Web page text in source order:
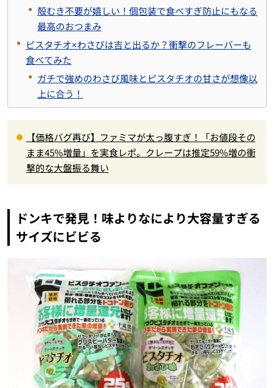
殻むき不要が嬉しい！個包装で食べすぎ防止にもなる
最高のおつまみ
ピスタチオ×わさびは吉と出るか？衝撃のフレーバーも
食べてみた
ガチで強めのわさび風味とピスタチオの甘さが想像以
上に合う！
【価格バグ再び】ファミマが太っ腹すぎ！「お値段その
まま45%増量」を実食レポ。クレープは推定59%増の衝
撃的な大盤振る舞い
ドンキで発見！味よりなにより大容量すぎる
サイズにビビる